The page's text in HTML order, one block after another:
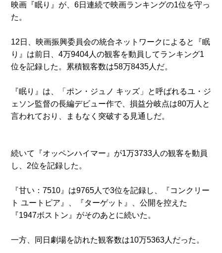
映画『眠り』が、6日連続で映画ランキングの1位を守っ
た。
12日、映画振興委員会の統合ネットワークによると『眠
り』は前日、4万9404人の観客を動員してランキング1
位を記録した。累積観客数は58万8435人だ。
『眠り』は、「ポン・ジュノ キッズ」と呼ばれるユ・ジ
ェソン監督の長編デビュー作で、損益分岐点は80万人と
言われており、まもなく突破する見通しだ。
続いて『オッペンハイマー』が1万3733人の観客を動員
し、2位を記録した。
『甘い：7510』は9765人で3位を記録し、『コンクリー
ト ユートピア』、『ターゲット』、公開を控えた
『1947ボストン』がそのあとに続いた。
一方、同日劇場を訪れた観客数は10万5363人だった。